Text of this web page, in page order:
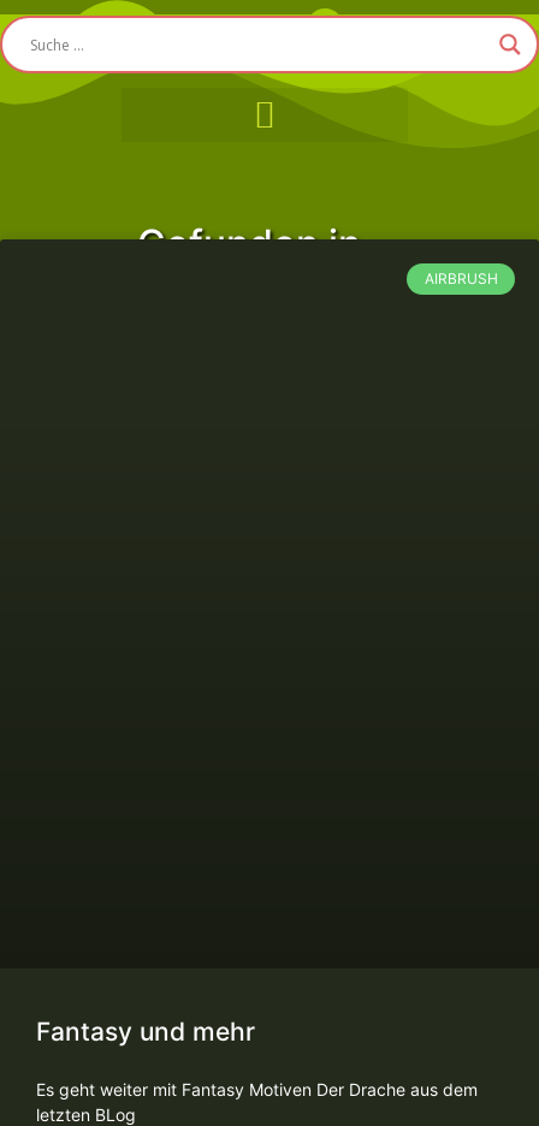
Gefunden in ...
AIRBRUSH
Fantasy und mehr
Es geht weiter mit Fantasy Motiven Der Drache aus dem
letzten BLog